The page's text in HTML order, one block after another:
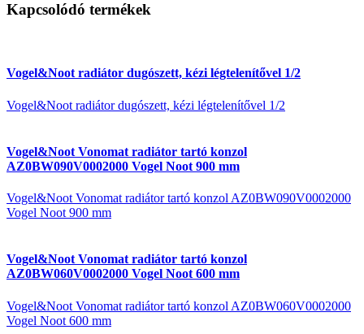
Kapcsolódó termékek
Vogel&Noot radiátor dugószett, kézi légtelenítővel 1/2
Vogel&Noot radiátor dugószett, kézi légtelenítővel 1/2
Vogel&Noot Vonomat radiátor tartó konzol
AZ0BW090V0002000 Vogel Noot 900 mm
Vogel&Noot Vonomat radiátor tartó konzol AZ0BW090V0002000
Vogel Noot 900 mm
Vogel&Noot Vonomat radiátor tartó konzol
AZ0BW060V0002000 Vogel Noot 600 mm
Vogel&Noot Vonomat radiátor tartó konzol AZ0BW060V0002000
Vogel Noot 600 mm